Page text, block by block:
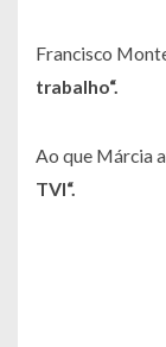
Francisco
trabalho“.
Ao que Márcia
TVI“.